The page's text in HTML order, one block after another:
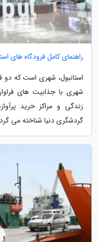
راهنمای کامل فرودگاه های
استانبول، شهری است که دو
شهری با جذابیت های
زندگی و مراکز خرید
گردشگری دنیا شناخته می